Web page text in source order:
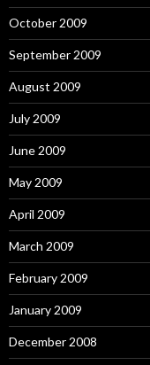
October 2009
September 2009
August 2009
July 2009
June 2009
May 2009
April 2009
March 2009
February 2009
January 2009
December 2008